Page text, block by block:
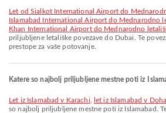
let od Sialkot International Airport do
Islamabad International Airport do Mednarodno
Khan International Airport do Mednarodno
priljubljene letališke povezave do Dubai. Te
prestope za vaše potovanje.
Katere so najbolj priljubljene mestne poti iz
let iz Islamabad v Karachi let iz Islamabad v Doha
so najbolj priljubljene mestne poti iz Islamabad.